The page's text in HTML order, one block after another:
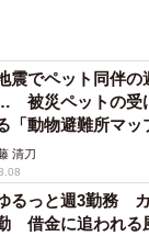
震でペット同伴
被災ペットの受
「動物避難所マッ
清刀
るっと週3勤務
借金に追われ